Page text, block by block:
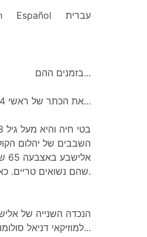
Español עברית
בזמנים ההם...
את הכתר של ראשי 24...
השבבים של יהלום
שהם נשואים טריים. כאן, בתמונה, אנו רואים את הטבעת של נינקס.
הנכדה השנייה של
למוזיקאי דניאל סולומון. לא ידוע אם היא מחזיקה בטבעת השנייה...